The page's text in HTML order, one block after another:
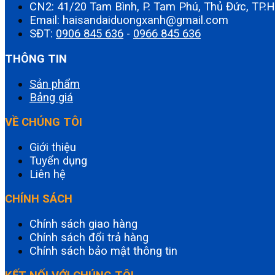
CN2: 41/20 Tam Bình, P. Tam Phú, Thủ Đức,
Email: haisandaiduongxanh@gmail.com
SĐT: 0906 845 636 - 0966 845 636
THÔNG TIN
Sản phẩm
Bảng giá
VỀ CHÚNG TÔI
Giới thiệu
Tuyển dụng
Liên hệ
CHÍNH SÁCH
Chính sách giao hàng
Chính sách đổi trả hàng
Chính sách bảo mật thông tin